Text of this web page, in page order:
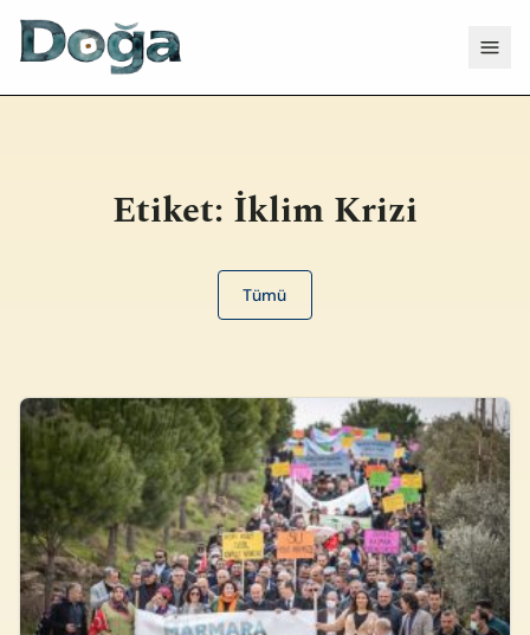
Etiket: İklim Krizi
Tümü